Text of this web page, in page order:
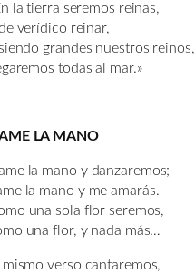
la tierra seremos reinas,
verídico reinar,
grandes nuestros reinos,
todas al mar.»
LA MANO
la mano y danzaremos;
la mano y me amarás.
una sola flor seremos,
una flor, y nada más…
mismo verso cantaremos,